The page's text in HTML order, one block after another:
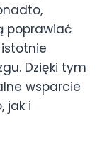
poprawiać
Dzięki tym
wsparcie
jak i